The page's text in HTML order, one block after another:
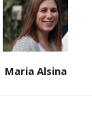
Maria Alsina